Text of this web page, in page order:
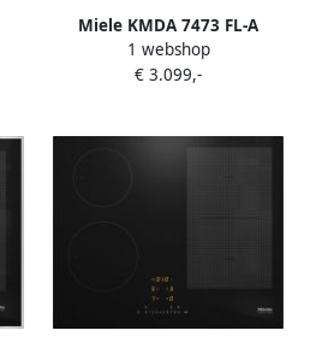
Miele KMDA 7473 FL-A
Inductie kookplaat met
afzuiging Zwart
1 webshop
€ 3.099,-